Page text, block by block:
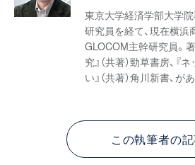
東京大学経済学部大学
研究員を経て、現在横
GLOCOM主幹研究員。
究』（共著）勁草書房、『
い』（共著）角川新書、があ
この執筆者の